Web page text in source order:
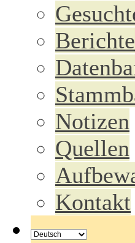
Berichte
Notizen
Quellen
Kontakt